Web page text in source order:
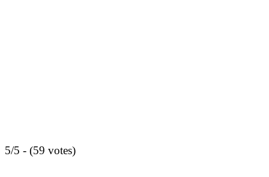
5/5 - (59 votes)